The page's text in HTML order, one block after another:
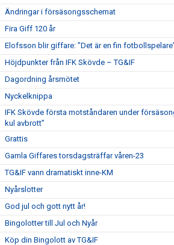
Ändringar i försäsongsschemat
Fira Giff 120 år
Elofsson blir giffare: ”Det är en fin
Höjdpunkter från IFK Skövde – TG&IF
Dagordning årsmötet
Nyckelknippa
IFK Skövde första motståndaren under
kul avbrott”
Grattis
Gamla Giffares torsdagsträffar våren-23
TG&IF vann dramatiskt inne-KM
Nyårslotter
God jul och gott nytt år!
Bingolotter till Jul och Nyår
Köp din Bingolott av TG&IF